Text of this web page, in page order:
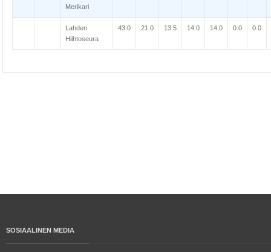
Merikari
Lahden
Hiihtoseura
43.0 21.0 13.5 14.0 14.0 0.0 0.0
SOSIAALINEN MEDIA